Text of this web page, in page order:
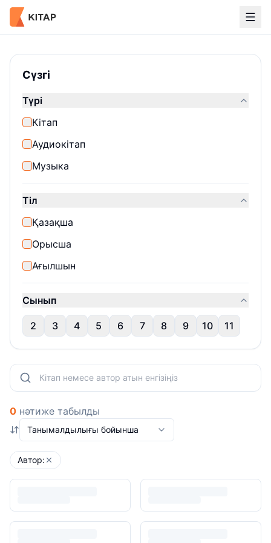
Кітаптар каталогы
Сүзгі
Түрі
Кітап
Аудиокітап
Музыка
Тіл
Қазақша
Орысша
Ағылшын
Сынып
2 3 4 5 6 7 8 9 10 11
0 нәтиже табылды
Танымалдылығы бойынша
Автор: